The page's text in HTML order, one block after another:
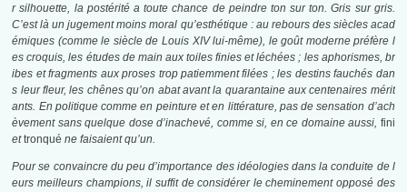
r silhouette, la postérité a toute chance de peindre ton sur ton. Gris sur gris.
C’est là un jugement moins moral qu’esthétique : au rebours des siècles acad
émiques (comme le siècle de Louis XIV lui-même), le goût moderne préfère l
es croquis, les études de main aux toiles finies et léchées ; les aphorismes, br
ibes et fragments aux proses trop patiemment filées ; les destins fauchés dan
s leur fleur, les chênes qu’on abat avant la quarantaine aux centenaires mérit
ants. En politique comme en peinture et en littérature, pas de sensation d’ach
èvement sans quelque dose d’inachevé, comme si, en ce domaine aussi, fini
ettronquéne faisaient qu’un.
Pour se convaincre du peu d’importance des idéologies dans la conduite de l
eurs meilleurs champions, il suffit de considérer le cheminement opposé des